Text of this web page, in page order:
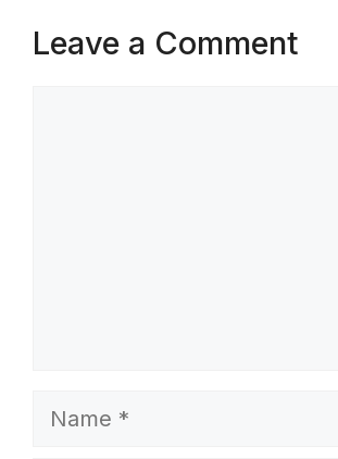
Leave a Comment
Name